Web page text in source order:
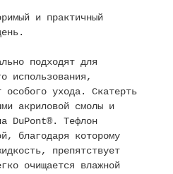
и практичный
подходят для
использования,
особого ухода. Скатерть
акриловой смолы и
DuPont®. Тефлон
благодаря которому
препятствует
очищается влажной